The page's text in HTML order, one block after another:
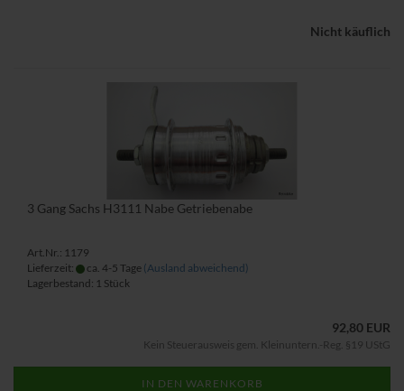
Nicht käuflich
3 Gang Sachs H3111 Nabe Getriebenabe
Art.Nr.: 1179
Lieferzeit:
ca. 4-5 Tage (Ausland abweichend)
Lagerbestand: 1 Stück
92,80 EUR
Kein Steuerausweis gem. Kleinuntern.-Reg. §19 UStG
IN DEN WARENKORB